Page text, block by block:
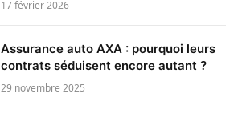
17 février 2026
Assurance auto AXA : pourquoi leurs
contrats séduisent encore autant ?
29 novembre 2025